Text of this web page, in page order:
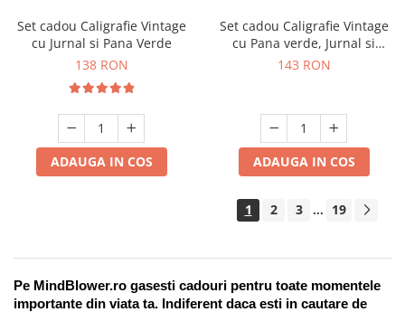
Set cadou Caligrafie Vintage
cu Jurnal si Pana Verde
138 RON
ADAUGA IN COS
Set cadou Caligrafie Vintage
cu Pana verde, Jurnal si
Suport pentru stilou, 9 piese
143 RON
ADAUGA IN COS
1 2 3 ... 19
Pe MindBlower.ro gasesti cadouri pentru toate momentele
importante din viata ta. Indiferent daca esti in cautare de